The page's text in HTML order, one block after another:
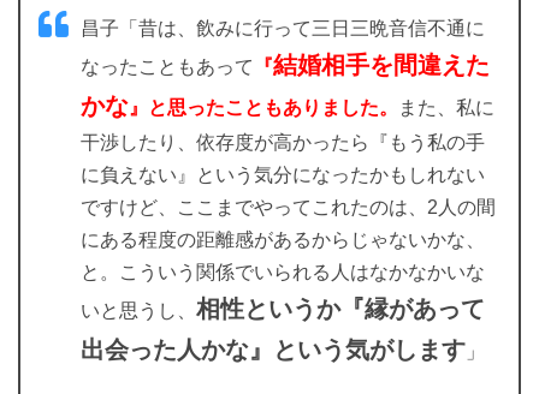
昌子「昔は、飲みに行って三日三晩音信不通に
なったこともあって
『結婚相手を間違えた
かな 』と思ったこともありました。
また、私に
干渉したり、依存度が高かったら『もう私の手
に負えない』という気分になったかもしれない
ですけど、ここまでやってこれたのは、2人の間
にある程度の距離感があるからじゃないかな、
と。こういう関係でいられる人はなかなかいな
いと思うし、 相性というか『縁があって
出会った人かな』という気がします 」